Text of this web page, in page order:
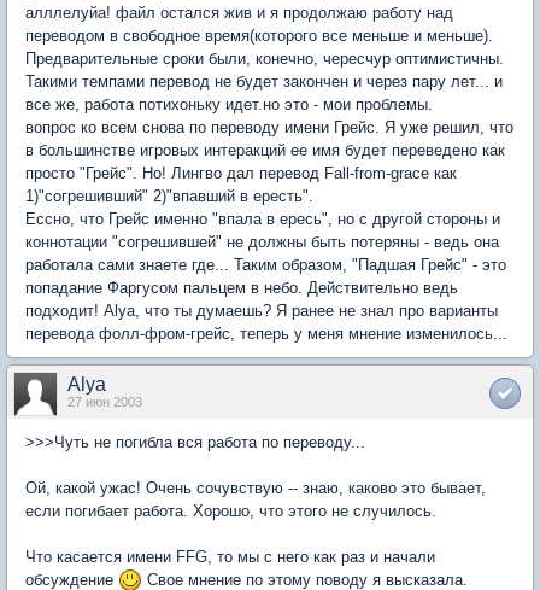
алллелуйа! файл остался жив и я продолжаю работу над
переводом в свободное время(которого все меньше и меньше).
Предварительные сроки были, конечно, чересчур оптимистичны.
Такими темпами перевод не будет закончен и через пару лет... и
все же, работа потихоньку идет.но это - мои проблемы.
вопрос ко всем снова по переводу имени Грейс. Я уже решил, что
в большинстве игровых интеракций ее имя будет переведено как
просто "Грейс". Но! Лингво дал перевод Fall-from-grace как
1)"согрешивший" 2)"впавший в ересть".
Ессно, что Грейс именно "впала в ересь", но с другой стороны и
коннотации "согрешившей" не должны быть потеряны - ведь она
работала сами знаете где... Таким образом, "Падшая Грейс" - это
попадание Фаргусом пальцем в небо. Действительно ведь
подходит! Аlya, что ты думаешь? Я ранее не знал про варианты
перевода фолл-фром-грейс, теперь у меня мнение изменилось...
Alya
27 июн 2003
>>>Чуть не погибла вся работа по переводу...
Ой, какой ужас! Очень сочувствую -- знаю, каково это бывает,
если погибает работа. Хорошо, что этого не случилось.
Что касается имени FFG, то мы с него как раз и начали
обсуждение
Свое мнение по этому поводу я высказала.